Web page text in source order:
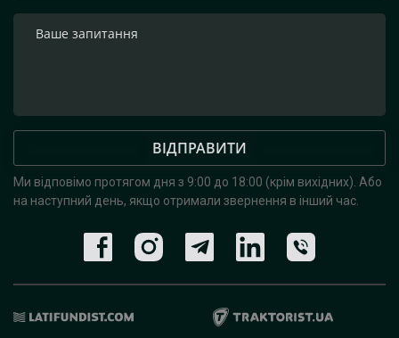
ВІДПРАВИТИ
Ми відповімо протягом дня з 9:00 до 18:00 (крім вихідних). Або
на наступний день, якщо отримали звернення в інший час.